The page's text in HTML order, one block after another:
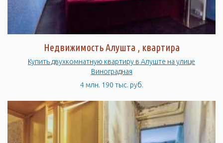
Недвижимость Алушта , квартира
Купить двухкомнатную квартиру в Алуште на улице
Виноградная
4 млн. 190 тыс. руб.